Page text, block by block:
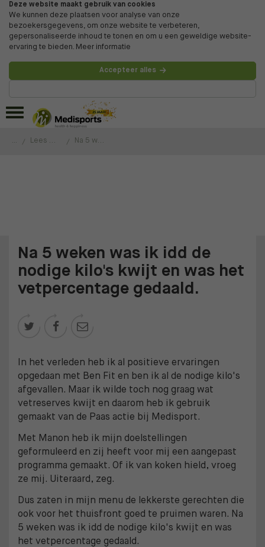
Deze website maakt gebruik van cookies
We kunnen deze plaatsen voor analyse van onze
bezoekersgegevens, om onze website te verbeteren,
gepersonaliseerde inhoud te tonen en om u een geweldige website-
ervaring te bieden. Meer informatie
Accepteer alles
... Lees de ervaringen van onze klanten Na 5 weken was ik idd de nodige kilo's kwijt en was het vetpercentage gedaald.
Na 5 weken was ik idd de
nodige kilo's kwijt en was het
vetpercentage gedaald.
  
In het verleden heb ik al positieve ervaringen
opgedaan met Ben Fit en ben ik al de nodige kilo's
afgevallen. Maar ik wilde toch nog graag wat
vetreserves kwijt en daarom heb ik gebruik
gemaakt van de Paas actie bij Medisport.
Met Manon heb ik mijn doelstellingen
geformuleerd en zij heeft voor mij een aangepast
programma gemaakt. Of ik van koken hield, vroeg
ze mij. Uiteraard, zeg.
Dus zaten in mijn menu de lekkerste gerechten die
ook voor het thuisfront goed te pruimen waren. Na
5 weken was ik idd de nodige kilo's kwijt en was
het vetpercentage gedaald.